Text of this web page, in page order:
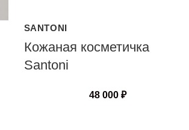
SANTONI
Кожаная косметичка
Santoni
48 000 ₽